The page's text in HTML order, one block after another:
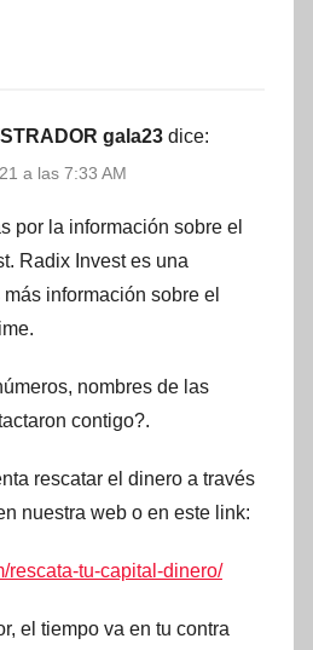
gala23 dice:
a las 7:33 AM
por la información sobre el
Radix Invest es una
información sobre el
nombres de las
contigo?.
rescatar el dinero a través
nuestra web o en este link:
rescata-tu-capital-dinero/
el tiempo va en tu contra